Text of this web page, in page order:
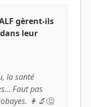
gèrent-ils
leur
la santé
Faut pas
👩‍🔬🤔